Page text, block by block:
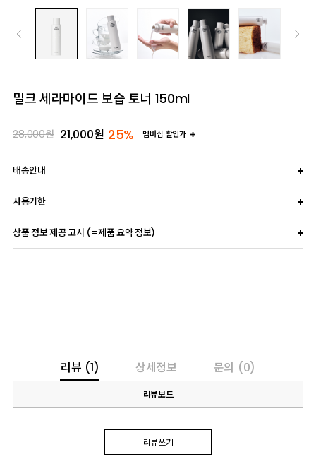
밀크 세라마이드 보습 토너 150ml
28,000원 21,000원 25% 멤버십 할인가
배송안내
사용기한
상품 정보 제공 고시 (=제품 요약 정보)
리뷰 (1) 상세정보 문의 (0)
리뷰보드
리뷰쓰기